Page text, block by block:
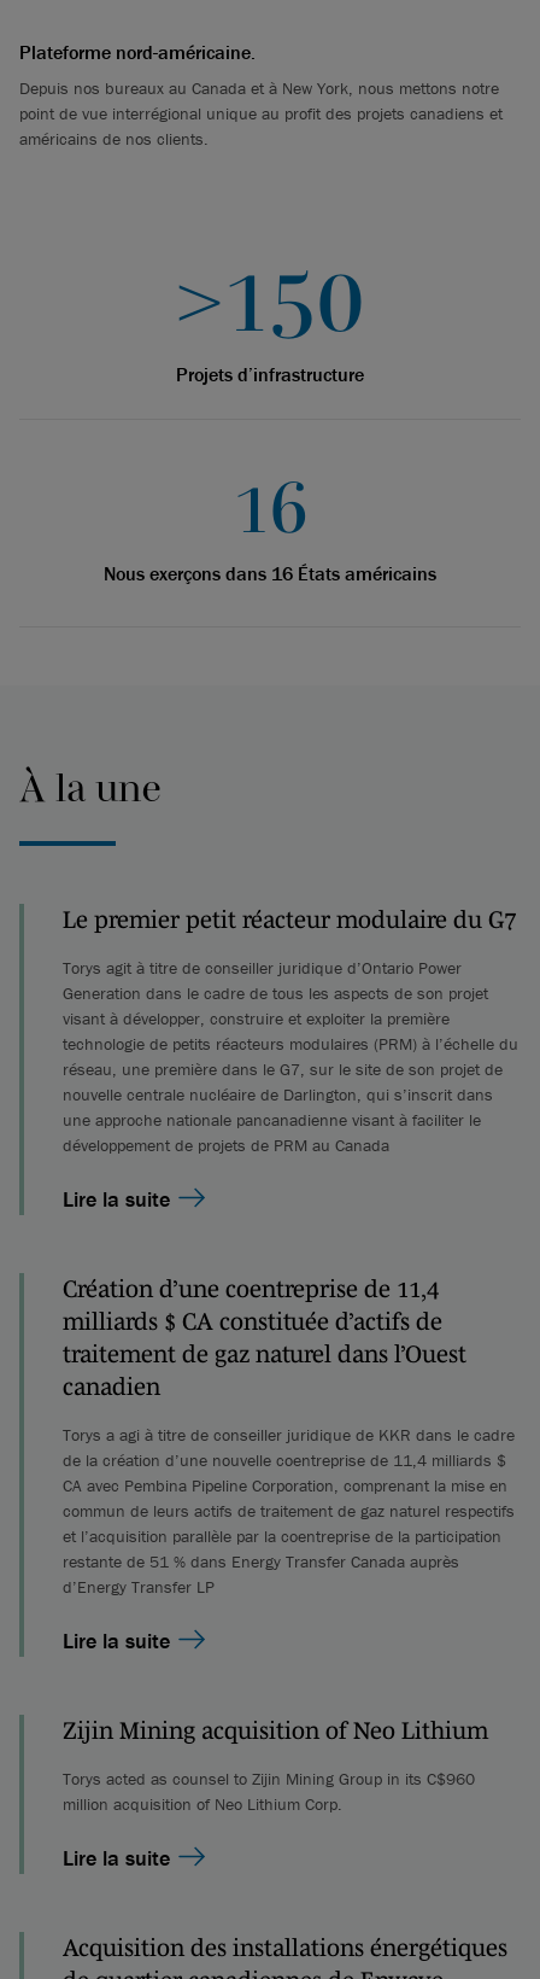
Plateforme nord-américaine.
Depuis nos bureaux au Canada et à New York, nous mettons notre
point de vue interrégional unique au profit des projets canadiens et
américains de nos clients.
>150
Projets d’infrastructure
16
Nous exerçons dans 16 États américains
À la une
Le premier petit réacteur modulaire du G7
Torys agit à titre de conseiller juridique d’Ontario Power
Generation dans le cadre de tous les aspects de son projet
visant à développer, construire et exploiter la première
technologie de petits réacteurs modulaires (PRM) à l’échelle du
réseau, une première dans le G7, sur le site de son projet de
nouvelle centrale nucléaire de Darlington, qui s’inscrit dans
une approche nationale pancanadienne visant à faciliter le
développement de projets de PRM au Canada
Lire la suite
Création d’une coentreprise de 11,4
milliards $ CA constituée d’actifs de
traitement de gaz naturel dans l’Ouest
canadien
Torys a agi à titre de conseiller juridique de KKR dans le cadre
de la création d’une nouvelle coentreprise de 11,4 milliards $
CA avec Pembina Pipeline Corporation, comprenant la mise en
commun de leurs actifs de traitement de gaz naturel respectifs
et l’acquisition parallèle par la coentreprise de la participation
restante de 51 % dans Energy Transfer Canada auprès
d’Energy Transfer LP
Lire la suite
Zijin Mining acquisition of Neo Lithium
Torys acted as counsel to Zijin Mining Group in its C$960
million acquisition of Neo Lithium Corp.
Lire la suite
Acquisition des installations énergétiques